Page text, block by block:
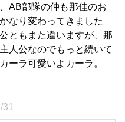
AB部隊の仲も那佳のお
なり変わってきました
ともまた違いますが、那
人公なのでもっと続いて
ーラ可愛いよカーラ。